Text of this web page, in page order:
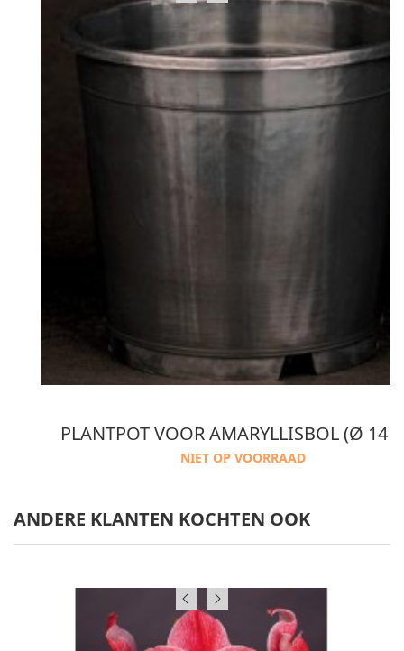
PLANTPOT VOOR AMARYLLISBOL (Ø 14
NIET OP VOORRAAD
ANDERE KLANTEN KOCHTEN OOK